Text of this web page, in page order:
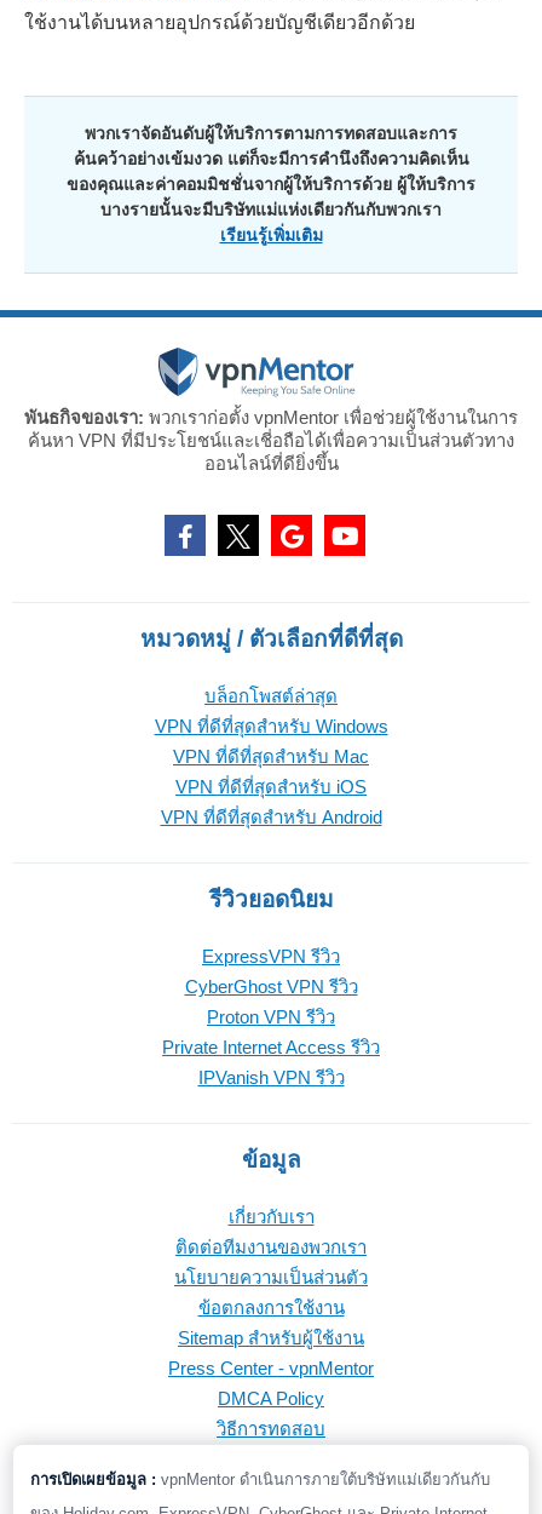
ใช้งานได้บนหลายอุปกรณ์ด้วยบัญชีเดียวอีกด้วย
พวกเราจัดอันดับผู้ให้บริการตามการทดสอบและการ
ค้นคว้าอย่างเข้มงวด แต่ก็จะมีการคำนึงถึงความคิดเห็น
ของคุณและค่าคอมมิชชั่นจากผู้ให้บริการด้วย ผู้ให้บริการ
บางรายนั้นจะมีบริษัทแม่แห่งเดียวกันกับพวกเรา
เรียนรู้เพิ่มเติม
พันธกิจของเรา: พวกเราก่อตั้ง vpnMentor เพื่อช่วยผู้ใช้งานในการ
ค้นหา VPN ที่มีประโยชน์และเชี่อถือได้เพื่อความเป็นส่วนตัวทาง
ออนไลน์ที่ดียิ่งขึ้น
หมวดหมู่ / ตัวเลือกที่ดีที่สุด
บล็อกโพสต์ล่าสุด
VPN ที่ดีที่สุดสำหรับ Windows
VPN ที่ดีที่สุดสำหรับ Mac
VPN ที่ดีที่สุดสำหรับ iOS
VPN ที่ดีที่สุดสำหรับ Android
รีวิวยอดนิยม
ExpressVPN รีวิว
CyberGhost VPN รีวิว
Proton VPN รีวิว
Private Internet Access รีวิว
IPVanish VPN รีวิว
ข้อมูล
เกี่ยวกับเรา
ติดต่อทีมงานของพวกเรา
นโยบายความเป็นส่วนตัว
ข้อตกลงการใช้งาน
Sitemap สำหรับผู้ใช้งาน
Press Center - vpnMentor
DMCA Policy
วิธีการทดสอบ
การเปิดเผยข้อมูล : vpnMentor ดำเนินการภายใต้บริษัทแม่เดียวกันกับ